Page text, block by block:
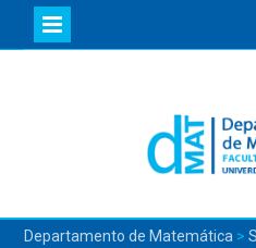
Departamento de Matemática >